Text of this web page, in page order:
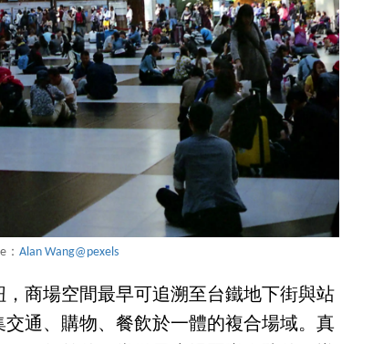
： Alan Wang@pexels
商場空間最早可追溯至台鐵地下街與站
通、購物、餐飲於一體的複合場域。真